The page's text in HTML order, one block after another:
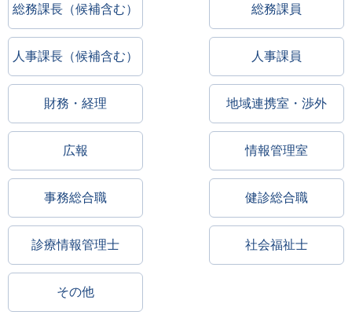
総務課長（候補含む） 総務課員
人事課長（候補含む） 人事課員
財務・経理 地域連携室・渉外
広報 情報管理室
事務総合職 健診総合職
診療情報管理士 社会福祉士
その他